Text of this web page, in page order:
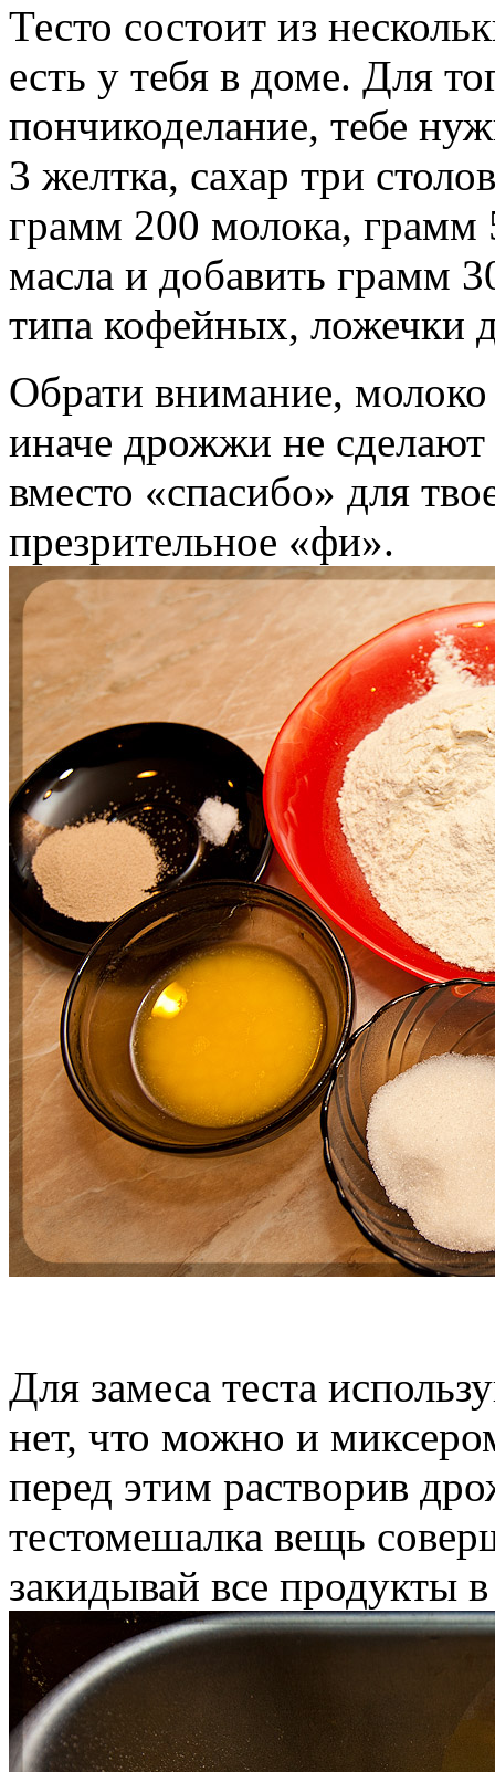
Тесто состоит из
есть у тебя в доме. Для
пончикоделание, тебе
3 желтка, сахар три
грамм 200 молока, грамм
масла и добавить грамм
типа кофейных, ложечки
Обрати внимание,
иначе дрожжи не
вместо «спасибо» для
презрительное «фи».
Для замеса теста
нет, что можно и
перед этим растворив
тестомешалка вещь
закидывай все продукты